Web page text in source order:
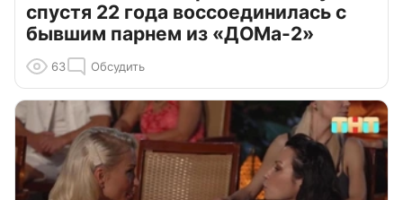
спустя 22 года воссоединилась с
бывшим парнем из «ДОМа-2»
63 Обсудить